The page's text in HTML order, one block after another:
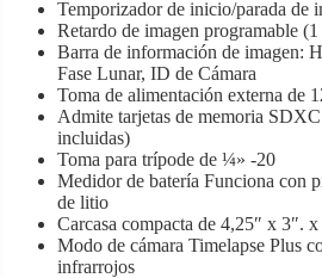
Temporizador de inicio/parada de
Retardo de imagen programable
Barra de información de imagen:
Fase Lunar, ID de Cámara
Toma de alimentación externa de
Admite tarjetas de memoria
incluidas)
Toma para trípode de ¼» -20
Medidor de batería Funciona con
de litio
Carcasa compacta de 4,25″ x 3″. x
Modo de cámara Timelapse Plus
infrarrojos